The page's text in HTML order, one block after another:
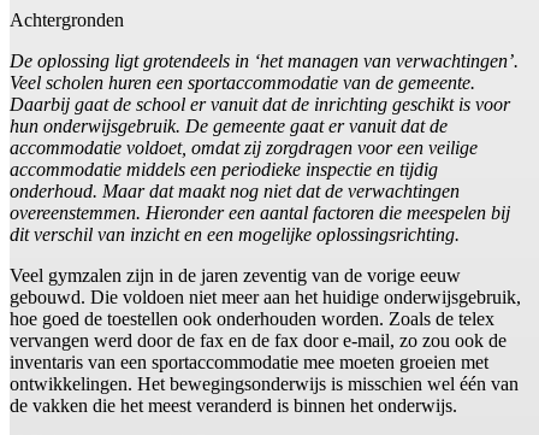
Achtergronden
De oplossing ligt grotendeels in ‘het managen van verwachtingen’.
Veel scholen huren een sportaccommodatie van de gemeente.
Daarbij gaat de school er vanuit dat de inrichting geschikt is voor
hun onderwijsgebruik. De gemeente gaat er vanuit dat de
accommodatie voldoet, omdat zij zorgdragen voor een veilige
accommodatie middels een periodieke inspectie en tijdig
onderhoud. Maar dat maakt nog niet dat de verwachtingen
overeenstemmen. Hieronder een aantal factoren die meespelen bij
dit verschil van inzicht en een mogelijke oplossingsrichting.
Veel gymzalen zijn in de jaren zeventig van de vorige eeuw
gebouwd. Die voldoen niet meer aan het huidige onderwijsgebruik,
hoe goed de toestellen ook onderhouden worden. Zoals de telex
vervangen werd door de fax en de fax door e-mail, zo zou ook de
inventaris van een sportaccommodatie mee moeten groeien met
ontwikkelingen. Het bewegingsonderwijs is misschien wel één van
de vakken die het meest veranderd is binnen het onderwijs.